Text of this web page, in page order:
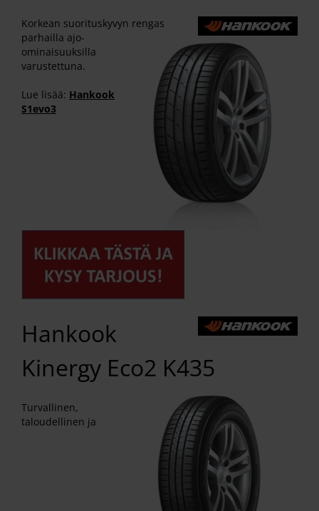
Korkean suorituskyvyn rengas
parhailla ajo-
ominaisuuksilla
varustettuna.
Lue lisää: Hankook
S1evo3
Hankook
Kinergy Eco2 K435
Turvallinen,
taloudellinen ja